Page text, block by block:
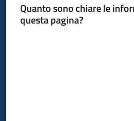
Quanto sono chiare le
questa pagina?